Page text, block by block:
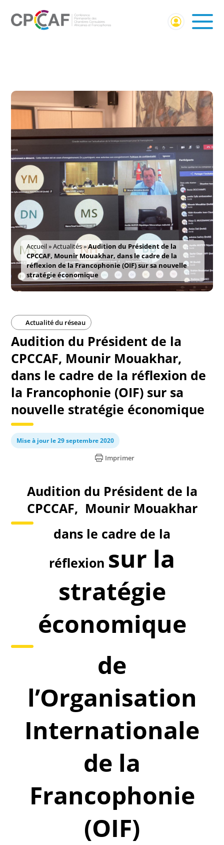
Accueil»Actualités»Audition du Président de la
CPCCAF, Mounir Mouakhar, dans le cadre de la
réflexion de la Francophonie (OIF) sur sa nouvelle
stratégie économique
Actualité du réseau
Audition du Président de la
CPCCAF, Mounir Mouakhar,
dans le cadre de la réflexion de
la Francophonie (OIF) sur sa
nouvelle stratégie économique
Mise à jour le 29 septembre 2020
Imprimer
Audition du Président de la
CPCCAF, Mounir Mouakhar
dans le cadre de la
réflexion sur la
stratégie
économique
de
l’Organisation
Internationale
de la
Francophonie
(OIF)